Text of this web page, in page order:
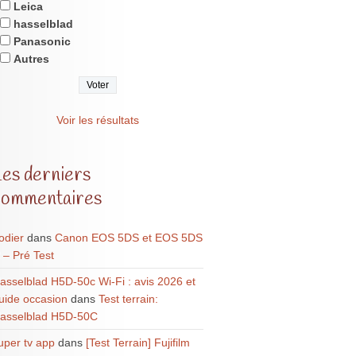
Leica
hasselblad
Panasonic
Autres
Voir les résultats
derniers
dans Canon EOS 5DS et EOS 5DS
– Pré Test
H5D-50c Wi-Fi : avis 2026 et
occasion dans Test terrain:
H5D-50C
tv appdans [Test Terrain] Fujifilm